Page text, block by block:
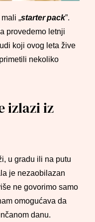
„starter pack”.
provedemo letnji
koji ovog leta žive
nekoliko
izlazi iz
u gradu ili na putu
je nezaobilazan
ne govorimo samo
omogućava da
danu.